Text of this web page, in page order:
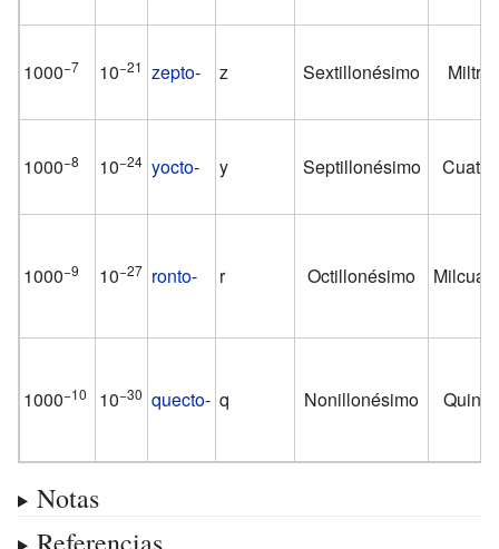
1000−7 10−21 zepto- z Sextillonésimo
1000−8 10−24 yocto- y Septillonésimo
1000−9 10−27 ronto- r Octillonésimo
1000−10 10−30 quecto- q Nonillonésimo
Notas
Referencias